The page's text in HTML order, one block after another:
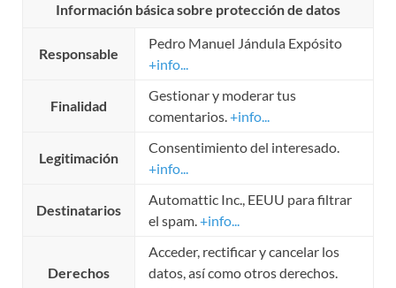
Información básica sobre protección de datos
Responsable
Pedro Manuel Jándula Expósito
+info...
Finalidad
Gestionar y moderar tus
comentarios.+info...
Legitimación
Consentimiento del interesado.
+info...
Destinatarios
Automattic Inc., EEUU para filtrar
el spam.+info...
Derechos
Acceder, rectificar y cancelar los
datos, así como otros derechos.